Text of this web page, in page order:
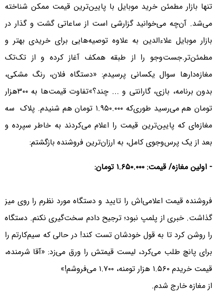
تنها بازار مطمئن خرید موبایل با پایین‌ترین قیمت ممکن شناخته
می‌شد. آن‌چه می‌خوانید گزارشی است از ساعاتی گشت و گذار در
بازار موبایل علاءالدین به علاوه توصیه‌هایی برای خریدی بهتر و
مطمئن‌تر.جست‌وجو را از طبقه همکف آغاز کرده و از تک‌تک
مغازه‌دارها سوال یکسانی پرسیدم: «دستگاه فلان، رنگ مشکی،
بدون برنامه، بازی، گارانتی و ... چند؟»تفاوت قیمت‌ها به ۳۰۰هزار
تومان هم می‌رسید طوری‌که ۱.۹۵۰.۰۰۰ تومان هم شنیدم. پلاک سه
مغازه‌ای که پایین‌ترین قیمت را اعلام می‌کردند به خاطر سپرده و
بعد از یک پرس‌وجوی کامل، به ارزان‌ترین فروشنده بازگشتم:
- اولین مغازه/ قیمت: ۱.۶۵۰.۰۰۰ تومان:
فروشنده قیمت اعلامی‌اش را تایید و دستگاه مورد نظرم را روی میز
گذاشت. خبری از پلمپ نبود؛ ترجیح دادم سخت‌گیری نکنم. دستگاه
را روشن کرد تا به قول خودشان تست کند! در حالی که سیم‌کارتم را
برای پانچ طلب می‌کرد، لیست قیمتش را ورق می‌زد: «آقا شرمنده،
قیمت خریدم ۱.۵۶۰ هزار تومنه، ۱.۷۰۰ می‌فروشم!»
از مغازه خارج شدم.